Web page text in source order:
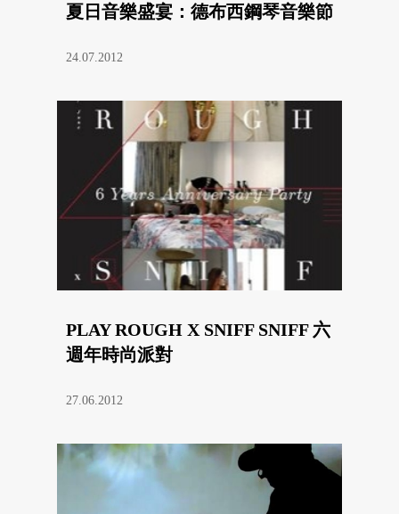
夏日音樂盛宴：德布西鋼琴音樂節
24.07.2012
PLAY ROUGH X SNIFF SNIFF 六
週年時尚派對
27.06.2012